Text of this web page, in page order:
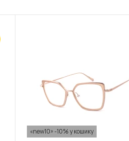
«new10» -10% у кошику